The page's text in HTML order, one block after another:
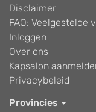
Disclaimer
FAQ: Veelgestelde
Inloggen
Over ons
Kapsalon
Privacybeleid
Provincies